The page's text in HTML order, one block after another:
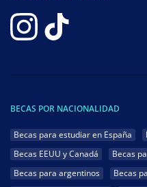
BECAS POR NACIONALIDAD
Becas para estudiar en España
Becas EEUU y Canadá
Becas
Becas para argentinos
Becas